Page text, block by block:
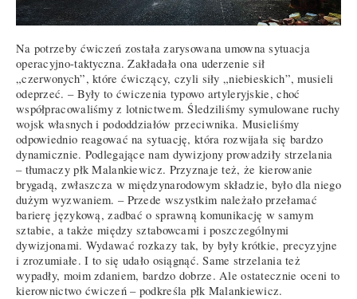
Na potrzeby ćwiczeń została zarysowana umowna sytuacja
operacyjno-taktyczna. Zakładała ona uderzenie sił
„czerwonych”, które ćwiczący, czyli siły „niebieskich”, musieli
odeprzeć. – Były to ćwiczenia typowo artyleryjskie, choć
współpracowaliśmy z lotnictwem. Śledziliśmy symulowane ruchy
wojsk własnych i pododdziałów przeciwnika. Musieliśmy
odpowiednio reagować na sytuację, która rozwijała się bardzo
dynamicznie. Podlegające nam dywizjony prowadziły strzelania
– tłumaczy płk Malankiewicz. Przyznaje też, że kierowanie
brygadą, zwłaszcza w międzynarodowym składzie, było dla niego
dużym wyzwaniem. – Przede wszystkim należało przełamać
barierę językową, zadbać o sprawną komunikację w samym
sztabie, a także między sztabowcami i poszczególnymi
dywizjonami. Wydawać rozkazy tak, by były krótkie, precyzyjne
i zrozumiałe. I to się udało osiągnąć. Same strzelania też
wypadły, moim zdaniem, bardzo dobrze. Ale ostatecznie oceni to
kierownictwo ćwiczeń – podkreśla płk Malankiewicz.